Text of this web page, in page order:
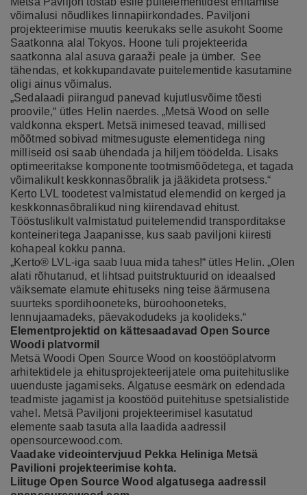
võimalusi nõudlikes linnapiirkondades. Paviljoni
projekteerimise muutis keerukaks selle asukoht Soome
Saatkonna alal Tokyos. Hoone tuli projekteerida
saatkonna alal asuva garaaži peale ja ümber. See
tähendas, et kokkupandavate puitelementide kasutamine
oligi ainus võimalus.
„Sedalaadi piirangud panevad kujutlusvõime tõesti
proovile,“ ütles Helin naerdes. „Metsä Wood on selle
valdkonna ekspert. Metsä inimesed teavad, millised
mõõtmed sobivad mitmesuguste elementidega ning
milliseid osi saab ühendada ja hiljem töödelda. Lisaks
optimeeritakse komponente tootmismõõdetega, et tagada
võimalikult keskkonnasõbralik ja jääkideta protsess.“
Kerto LVL toodetest valmistatud elemendid on kerged ja
keskkonnasõbralikud ning kiirendavad ehitust.
Tööstuslikult valmistatud puitelemendid transporditakse
konteineritega Jaapanisse, kus saab paviljoni kiiresti
kohapeal kokku panna.
„Kerto® LVL-iga saab luua mida tahes!“ ütles Helin. „Olen
alati rõhutanud, et lihtsad puitstruktuurid on ideaalsed
väiksemate elamute ehituseks ning teise äärmusena
suurteks spordihooneteks, büroohooneteks,
lennujaamadeks, päevakodudeks ja koolideks.“
Elementprojektid on kättesaadavad Open Source
Woodi platvormil
Metsä Woodi Open Source Wood on koostööplatvorm
arhitektidele ja ehitusprojekteerijatele oma puitehituslike
uuenduste jagamiseks. Algatuse eesmärk on edendada
teadmiste jagamist ja koostööd puitehituse spetsialistide
vahel. Metsä Paviljoni projekteerimisel kasutatud
elemente saab tasuta alla laadida aadressil
opensourcewood.com.
Vaadakevideointervjuud Pekka Heliniga Metsä
Pavilioni projekteerimise kohta.
Liituge Open Source Wood algatusega aadressil